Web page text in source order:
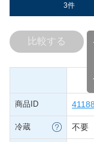
3件
比較する
商品ID
冷蔵 不要